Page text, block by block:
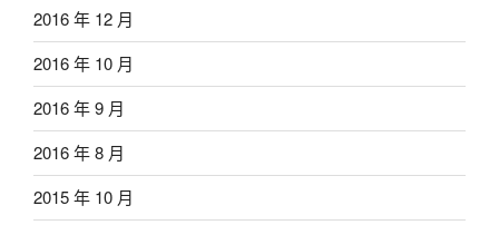
2016 年 12 月
2016 年 10 月
2016 年 9 月
2016 年 8 月
2015 年 10 月